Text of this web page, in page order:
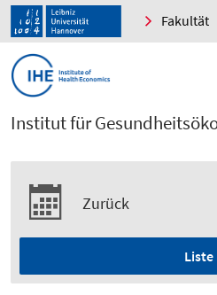
Fakultät
Institut für
Zurück
Liste